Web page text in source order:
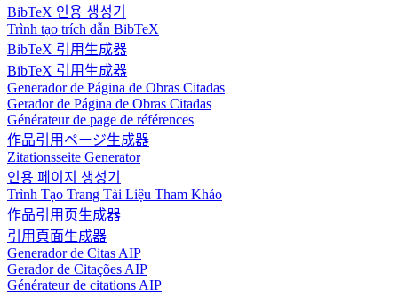
BibTeX 인용 생성기
Trình tạo trích dẫn BibTeX
BibTeX 引用生成器
BibTeX 引用生成器
Generador de Página de Obras Citadas
Gerador de Página de Obras Citadas
Générateur de page de références
作品引用ページ生成器
Zitationsseite Generator
인용 페이지 생성기
Trình Tạo Trang Tài Liệu Tham Khảo
作品引用页生成器
引用頁面生成器
Generador de Citas AIP
Gerador de Citações AIP
Générateur de citations AIP